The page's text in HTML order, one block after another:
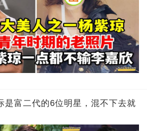
是富二代的6位明星，混不下去就